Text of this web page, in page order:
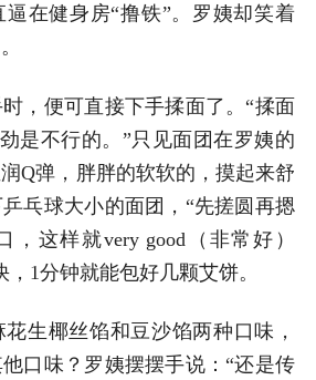
在健身房“撸铁”。罗姨却笑着
，便可直接下手揉面了。“揉面
是不行的。”只见面团在罗姨的
Q弹，胖胖的软软的，摸起来舒
乓球大小的面团，“先搓圆再摁
，这样就very good（非常好）
1分钟就能包好几颗艾饼。
生椰丝馅和豆沙馅两种口味，
口味？罗姨摆摆手说：“还是传